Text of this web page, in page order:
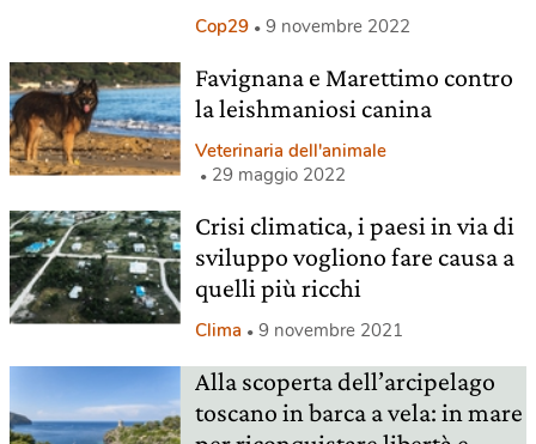
Cop29 9 novembre 2022
Favignana e Marettimo contro
la leishmaniosi canina
Veterinaria dell'animale
29 maggio 2022
Crisi climatica, i paesi in via di
sviluppo vogliono fare causa a
quelli più ricchi
Clima 9 novembre 2021
Alla scoperta dell’arcipelago
toscano in barca a vela: in mare